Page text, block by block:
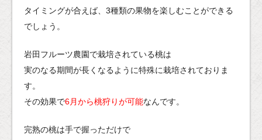
タイミングが合えば、3種類の果物を楽しむことができる
でしょう。
岩田フルーツ農園で栽培されている桃は
実のなる期間が長くなるように特殊に栽培されておりま
す。
その効果で6月から桃狩りが可能なんです。
完熟の桃は手で握っただけで